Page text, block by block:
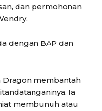
dan permohonan
dengan BAP dan
Dragon membantah
Ia
membunuh atau